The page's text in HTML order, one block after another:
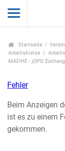
Startseite
Arbeitskreise
MAFIHE - jDPG
Fehler
Beim Anzeigen
ist es zu einem
gekommen.